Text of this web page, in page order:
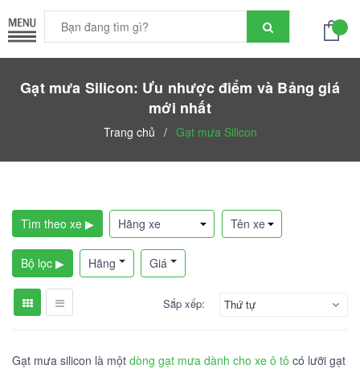
Gạt mưa Silicon: Ưu nhược điểm và Bảng giá
mới nhất
Trang chủ / Gạt mưa Silicon
Tìm theo xe ▶
Bộ lọc ▶ Hãng Giá
Sắp xếp: Thứ tự
Gạt mưa silicon là một dòng gạt mưa dành cho xe ô tô có lưỡi gạt